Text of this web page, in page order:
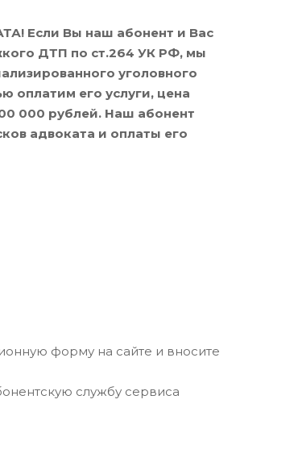
Если Вы наш абонент и Вас
ДТП по ст.264 УК РФ, мы
уголовного
оплатим его услуги, цена
000 рублей. Наш абонент
адвоката и оплаты его
форму на сайте и вносите
службу сервиса